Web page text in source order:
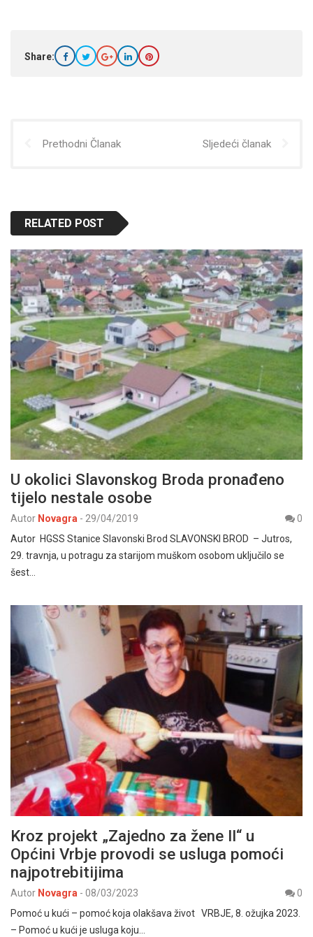
Share:
Prethodni Članak Sljedeći članak
RELATED POST
U okolici Slavonskog Broda pronađeno
tijelo nestale osobe
Autor Novagra - 29/04/2019
0
Autor HGSS Stanice Slavonski Brod SLAVONSKI BROD – Jutros,
29. travnja, u potragu za starijom muškom osobom uključilo se
šest…
Kroz projekt „Zajedno za žene II“ u
Općini Vrbje provodi se usluga pomoći
najpotrebitijima
Autor Novagra - 08/03/2023
0
Pomoć u kući – pomoć koja olakšava život VRBJE, 8. ožujka 2023.
– Pomoć u kući je usluga koju…